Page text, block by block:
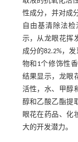
性成分，并对成
自由基清除法
示，从龙眼花挥
成分的82.2%，
物和1个修饰性
结果显示，龙眼
活性，水、甲醇
醇和乙酸乙酯提
眼花在药品、化
大的开发潜力。